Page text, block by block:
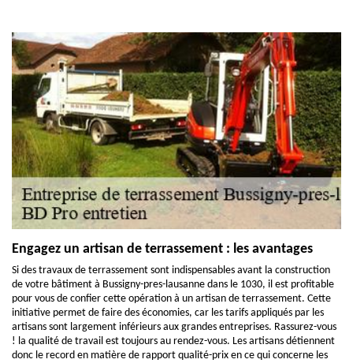
Engagez un artisan de terrassement : les avantages
Si des travaux de terrassement sont indispensables avant la construction
de votre bâtiment à Bussigny-pres-lausanne dans le 1030, il est profitable
pour vous de confier cette opération à un artisan de terrassement. Cette
initiative permet de faire des économies, car les tarifs appliqués par les
artisans sont largement inférieurs aux grandes entreprises. Rassurez-vous
! la qualité de travail est toujours au rendez-vous. Les artisans détiennent
donc le record en matière de rapport qualité-prix en ce qui concerne les